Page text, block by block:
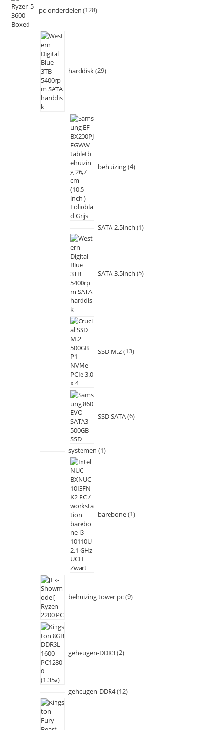
pc-onderdelen 128
harddisk 29
behuizing 4
SATA-2.5inch 1
SATA-3.5inch 5
SSD-M.2 13
SSD-SATA 6
systemen 1
barebone 1
behuizing tower pc 9
geheugen-DDR3 2
geheugen-DDR4 12